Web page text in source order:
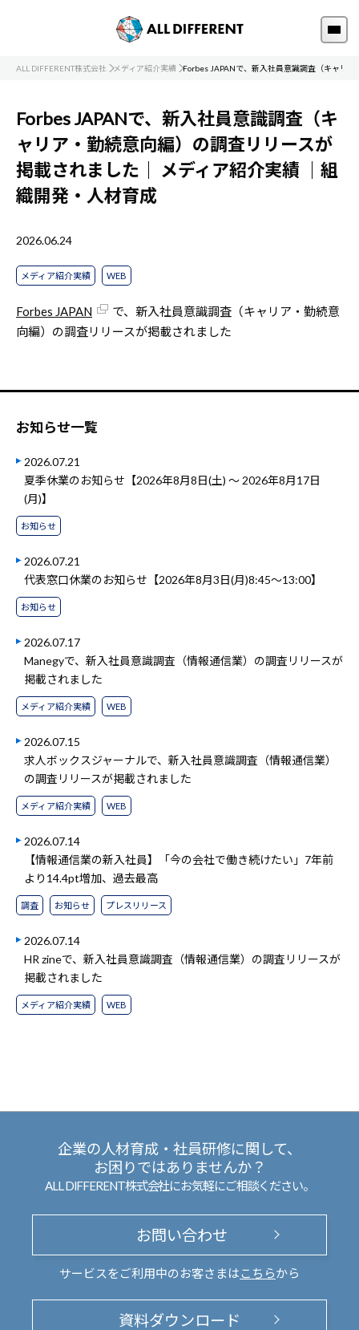
ALL DIFFERENT株式会社 メディア紹介実績 Forbes JAPANで、新入社員意識調査（キャリ
Forbes JAPANで、新入社員意識調査（キ
ャリア・勤続意向編）の調査リリースが
掲載されました｜ メディア紹介実績
｜組
織開発・人材育成
2026.06.24
メディア紹介実績 WEB
Forbes JAPAN
で、新入社員意識調査（キャリア・勤続意
向編）の調査リリースが掲載されました
お知らせ一覧
2026.07.21
夏季休業のお知らせ【2026年8月8日(土) ～ 2026年8月17日
(月)】
お知らせ
2026.07.21
代表窓口休業のお知らせ【2026年8月3日(月)8:45～13:00】
お知らせ
2026.07.17
Manegyで、新入社員意識調査（情報通信業）の調査リリースが
掲載されました
メディア紹介実績 WEB
2026.07.15
求人ボックスジャーナルで、新入社員意識調査（情報通信業）
の調査リリースが掲載されました
メディア紹介実績 WEB
2026.07.14
【情報通信業の新入社員】「今の会社で働き続けたい」7年前
より14.4pt増加、過去最高
調査 お知らせ プレスリリース
2026.07.14
HR zineで、新入社員意識調査（情報通信業）の調査リリースが
掲載されました
メディア紹介実績 WEB
企業の人材育成・社員研修に関して、
お困りではありませんか？
ALL DIFFERENT株式会社にお気軽にご相談ください。
お問い合わせ
サービスをご利用中のお客さまは こちらから
資料ダウンロード